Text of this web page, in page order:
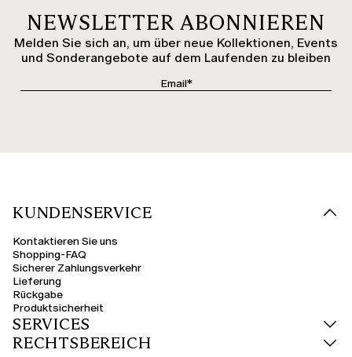
NEWSLETTER ABONNIEREN
Melden Sie sich an, um über neue Kollektionen, Events
und Sonderangebote auf dem Laufenden zu bleiben
KUNDENSERVICE
Kontaktieren Sie uns
Shopping-FAQ
Sicherer Zahlungsverkehr
Lieferung
Rückgabe
Produktsicherheit
SERVICES
RECHTSBEREICH